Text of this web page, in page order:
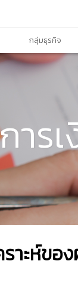
ารเ
ราะห์ขอ
กลุ่มธุรกิจ